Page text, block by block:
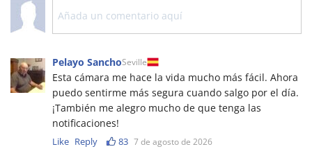
Pelayo SanchoSeville
Esta cámara me hace la vida mucho más fácil. Ahora
puedo sentirme más segura cuando salgo por el día.
¡También me alegro mucho de que tenga las
notificaciones!
Like Reply 83 7 de agosto de 2026